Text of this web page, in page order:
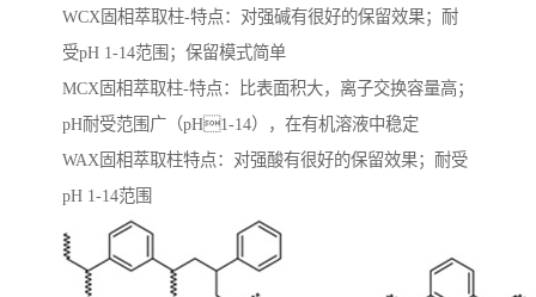
WCX固相萃取柱-特点：对强碱有很好的保留效果；耐
受pH 1-14范围；保留模式简单
MCX固相萃取柱-特点：比表面积大，离子交换容量高；
pH耐受范围⼴（pH1-14），在有机溶液中稳定
WAX固相萃取柱特点：对强酸有很好的保留效果；耐受
pH 1-14范围